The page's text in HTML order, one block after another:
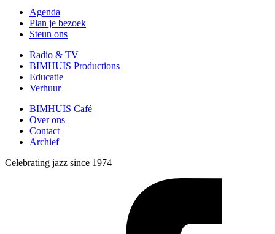
Agenda
Plan je bezoek
Steun ons
Radio & TV
BIMHUIS Productions
Educatie
Verhuur
BIMHUIS Café
Over ons
Contact
Archief
Celebrating jazz since 1974